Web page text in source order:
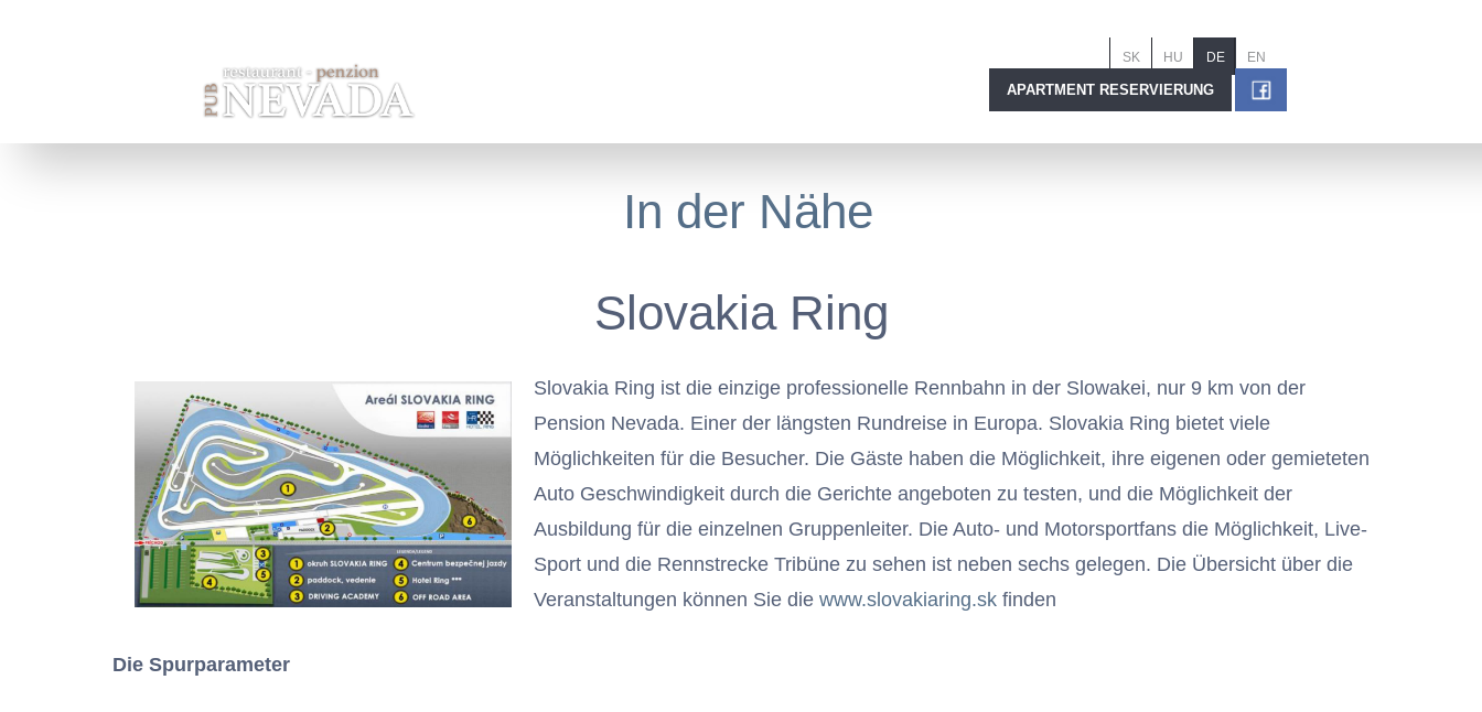
SK HU DE EN
APARTMENT RESERVIERUNG
In der Nähe
Slovakia Ring
Slovakia Ring ist die einzige professionelle Rennbahn in der Slowakei, nur 9 km von der
Pension Nevada. Einer der längsten Rundreise in Europa. Slovakia Ring bietet viele
Möglichkeiten für die Besucher. Die Gäste haben die Möglichkeit, ihre eigenen oder gemieteten
Auto Geschwindigkeit durch die Gerichte angeboten zu testen, und die Möglichkeit der
Ausbildung für die einzelnen Gruppenleiter. Die Auto- und Motorsportfans die Möglichkeit, Live-
Sport und die Rennstrecke Tribüne zu sehen ist neben sechs gelegen. Die Übersicht über die
Veranstaltungen können Sie die www.slovakiaring.sk finden
Die Spurparameter